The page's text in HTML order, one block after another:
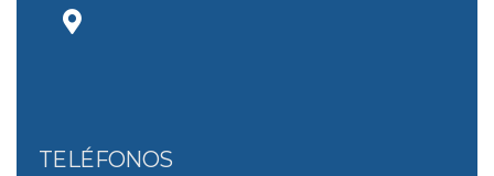
TELÉFONOS